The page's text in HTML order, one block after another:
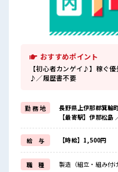
おすすめポイント
【初心者カンゲイ♪】稼ぐ
♪／履歴書不要
勤 務 地
長野県上伊那郡箕輪
【最寄駅】伊那松島
給 与 【時給】1,500円
職 種 製造（組立・組み付け